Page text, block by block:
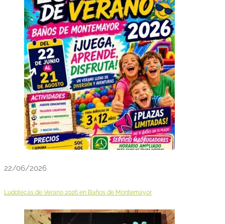
22/06/2026
Ludotecas de Verano 2026 en Baños de Montemayor